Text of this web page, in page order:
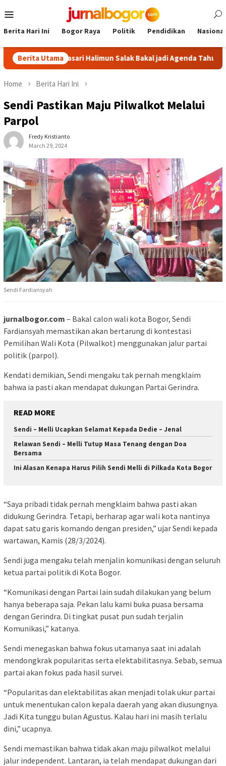
to
Menu
Berita Hari Ini Bogor Raya Politik Pendidikan Nasional
Berita Utama
Malasari Halimun Salak Bakal jadi Agenda Tahunan
Home Berita Hari Ini
Sendi Pastikan Maju Pilwalkot Melalui
Parpol
Fredy Kristianto
March 29, 2024
Sendi Fardiansyah
jurnalbogor.com – Bakal calon wali kota Bogor, Sendi
Fardiansyah memastikan akan bertarung di kontestasi
Pemilihan Wali Kota (Pilwalkot) menggunakan jalur partai
politik (parpol).
Kendati demikian, Sendi mengaku tak pernah mengklaim
bahwa ia pasti akan mendapat dukungan Partai Gerindra.
READ MORE
Sendi – Melli Ucapkan Selamat Kepada Dedie – Jenal
Relawan Sendi – Melli Tutup Masa Tenang dengan Doa
Bersama
Ini Alasan Kenapa Harus Pilih Sendi Melli di Pilkada Kota Bogor
“Saya pribadi tidak pernah mengklaim bahwa pasti akan
didukung Gerindra. Tetapi, berharap agar wali kota nantinya
dapat satu garis komando dengan presiden,” ujar Sendi kepada
wartawan, Kamis (28/3/2024).
Sendi juga mengaku telah menjalin komunikasi dengan seluruh
ketua partai politik di Kota Bogor.
“Komunikasi dengan Partai lain sudah dilakukan yang belum
hanya beberapa saja. Pekan lalu kami buka puasa bersama
dengan Gerindra. Di tingkat pusat pun sudah terjalin
Komunikasi,” katanya.
Sendi menegaskan bahwa fokus utamanya saat ini adalah
mendongkrak popularitas serta elektabilitasnya. Sebab, semua
partai akan fokus pada hasil survei.
“Popularitas dan elektabilitas akan menjadi tolak ukur partai
untuk menentukan calon kepala daerah yang akan diusungnya.
Jadi Kita tunggu bulan Agustus. Kalau hari ini masih terlalu
dini,” ucapnya.
Sendi memastikan bahwa tidak akan maju pilwalkot melalui
jalur independent. Lantaran, ia telah mendapat dukungan dari